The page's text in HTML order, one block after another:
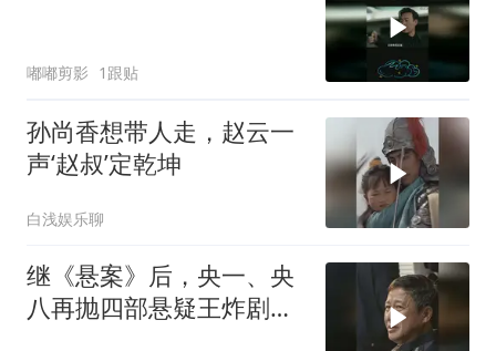
嘟嘟剪影 1跟贴
孙尚香想带人走，赵云一
声‘赵叔’定乾坤
白浅娱乐聊
继《悬案》后，央一、央
八再抛四部悬疑王炸剧，